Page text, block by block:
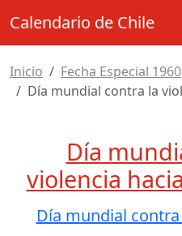
Calendario de Chile
Inicio
Fecha Especial 1960
Día mundial contra la
Día
violencia
Día mundial